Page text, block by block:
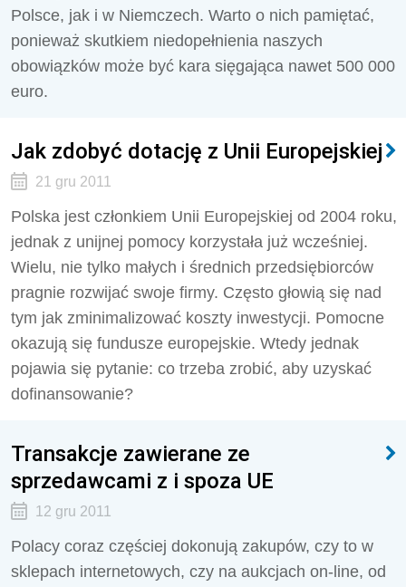
Polsce, jak i w Niemczech. Warto o nich pamiętać,
ponieważ skutkiem niedopełnienia naszych
obowiązków może być kara sięgająca nawet 500 000
euro.
Jak zdobyć dotację z Unii Europejskiej
21 gru 2011
Polska jest członkiem Unii Europejskiej od 2004 roku,
jednak z unijnej pomocy korzystała już wcześniej.
Wielu, nie tylko małych i średnich przedsiębiorców
pragnie rozwijać swoje firmy. Często głowią się nad
tym jak zminimalizować koszty inwestycji. Pomocne
okazują się fundusze europejskie. Wtedy jednak
pojawia się pytanie: co trzeba zrobić, aby uzyskać
dofinansowanie?
Transakcje zawierane ze
sprzedawcami z i spoza UE
12 gru 2011
Polacy coraz częściej dokonują zakupów, czy to w
sklepach internetowych, czy na aukcjach on-line, od